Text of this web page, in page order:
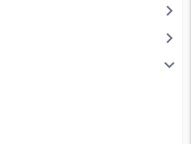
chevron_right
chevron_right
chevron_right